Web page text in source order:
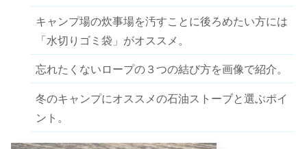
キャンプ場の炊事場を汚すことに後ろめたい方には
「水切りゴミ袋」がオススメ。
忘れたくないロープの３つの結び方を画像で紹介。
冬のキャンプにオススメの石油ストーブと選ぶポイ
ント。